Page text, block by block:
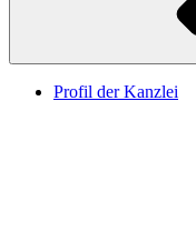
Profil der Kanzlei